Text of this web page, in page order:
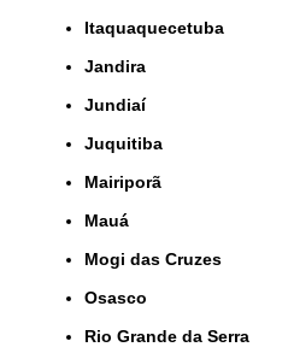
Itaquaquecetuba
Jandira
Jundiaí
Juquitiba
Mairiporã
Mauá
Mogi das Cruzes
Osasco
Rio Grande da Serra